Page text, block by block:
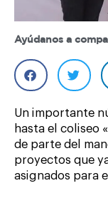
Ayúdanos a
Un importante
hasta el coliseo
de parte del
proyectos que
asignados para